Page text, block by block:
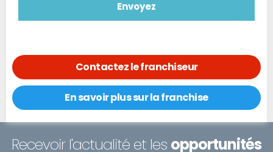
Contactez le franchiseur
En savoir plus sur la franchise
Recevoir l'actualité et les opportunités